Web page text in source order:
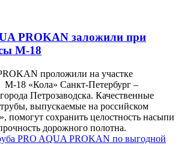
PROKAN заложили при
М-18
проложили на участке
М-18 «Кола» Санкт-Петербург –
Петрозаводска. Качественные
выпускаемые на российском
сохранить целостность насыпи
дорожного полотна.